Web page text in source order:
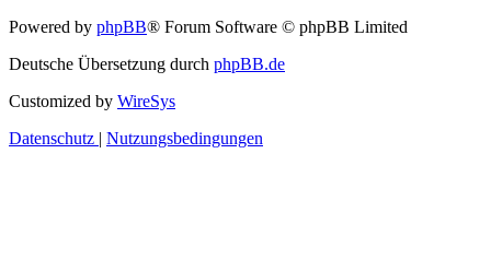
Powered by phpBB® Forum Software © phpBB Limited
Deutsche Übersetzung durch phpBB.de
Customized by WireSys
Datenschutz | Nutzungsbedingungen